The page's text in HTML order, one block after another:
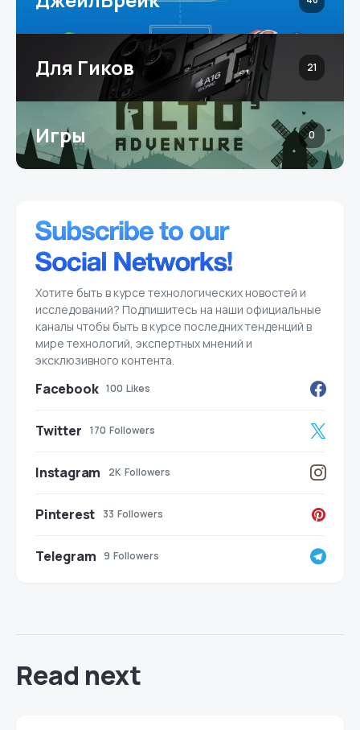
Для Гиков 21
Игры 0
Хотите быть в курсе технологических новостей и
исследований? Подпишитесь на наши официальные
каналы чтобы быть в курсе последних тенденций в
мире технологий, экспертных мнений и
эксклюзивного контента.
Facebook 100 Likes
Twitter 170 Followers
Instagram 2K Followers
Pinterest 33 Followers
Telegram 9 Followers
Read next